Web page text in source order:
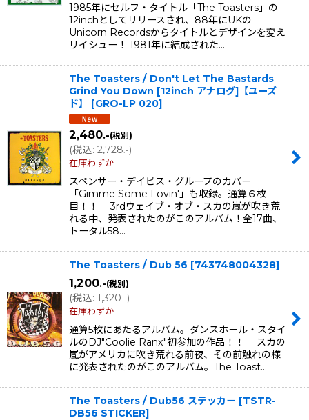
1985年にセルフ・タイトル「The Toasters」の
12inchとしてリリースされ、88年にUKの
Unicorn Recordsからタイトルとデザインを変え
リイシュー！ 1981年に結成された…
The Toasters / Don't Let The Bastards
Grind You Down [12inch アナログ]【ユーズ
ド】
[GRO-LP 020]
2,480.-(税別)
(税込: 2,728 .-)
在庫わずか
スペンサー・デイビス・グループのカバー
「Gimme Some Lovin'」も収録。通算６枚
目！！ 3rdウェイブ・オブ・スカの嵐が吹き荒
れる中、発表されたのがこのアルバム！全17曲、
トータル58…
The Toasters / Dub 56 [743748004328]
1,200.-(税別)
(税込: 1,320 .-)
在庫わずか
通算5枚にあたるアルバム。ダンスホール・スタイ
ルのDJ"Coolie Ranx"初参加の作品！！ スカの
嵐がアメリカに吹き荒れる前夜、その前触れの様
に発表されたのがこのアルバム。The Toast…
The Toasters / Dub56 ステッカー [TSTR-
DB56 STICKER]